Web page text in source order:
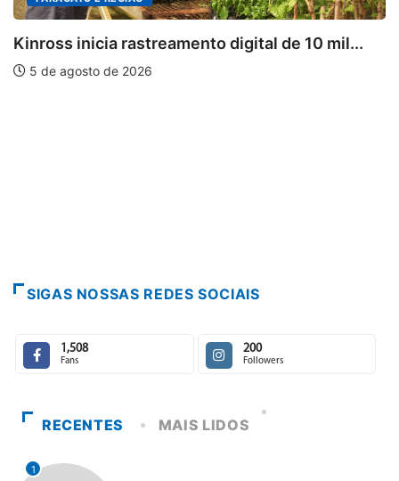
Mia Couto, Miriam Leitão e Cármen
5 de agosto de 2026
SIGAS NOSSAS REDES SOCIAIS
1,508
Fans
200
Followers
RECENTES MAIS LIDOS
1